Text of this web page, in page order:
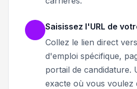
Saisissez l'URL de
Collez le lien direct
d'emploi spécifique,
portail de candidature.
exacte où vous voulez